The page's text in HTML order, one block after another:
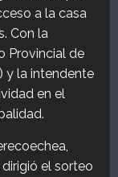
a la casa
Con la
Provincial de
y la intendente
en el
el sorteo